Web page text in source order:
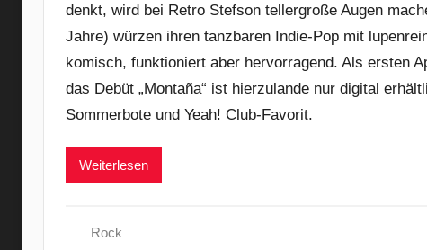
denkt, wird bei Retro Stefson tellergroße Augen
Jahre) würzen ihren tanzbaren Indie-Pop mit
komisch, funktioniert aber hervorragend. Als ersten
das Debüt „Montaña“ ist hierzulande nur digital
Sommerbote und Yeah! Club-Favorit.
Weiterlesen
Rock